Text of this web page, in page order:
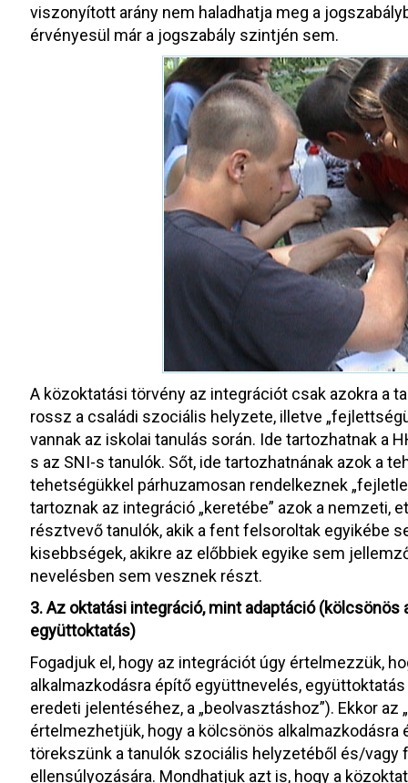
viszonyított arány nem haladhatja meg a
érvényesül már a jogszabály szintjén sem.
A közoktatási törvény az integrációt csak azokra a
rossz a családi szociális helyzete, illetve
vannak az iskolai tanulás során. Ide tartozhatnak a
s az SNI-s tanulók. Sőt, ide tartozhatnának azok a
tehetségükkel párhuzamosan rendelkeznek
tartoznak az integráció „keretébe” azok a nemzeti,
résztvevő tanulók, akik a fent felsoroltak egyikébe
kisebbségek, akikre az előbbiek egyike sem
nevelésben sem vesznek részt.
3. Az oktatási integráció, mint adaptáció
együttoktatás)
Fogadjuk el, hogy az integrációt úgy értelmezzük,
alkalmazkodásra építő együttnevelés,
eredeti jelentéséhez, a „beolvasztáshoz”). Ekkor
értelmezhetjük, hogy a kölcsönös
törekszünk a tanulók szociális helyzetéből és/vagy
ellensúlyozására. Mondhatjuk azt is, hogy a